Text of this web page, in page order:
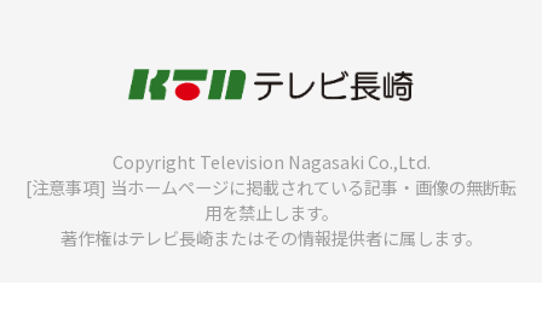
Copyright Television Nagasaki Co.,Ltd.
[注意事項] 当ホームページに掲載されている記事・画像の無断転
用を禁止します。
著作権はテレビ長崎またはその情報提供者に属します。